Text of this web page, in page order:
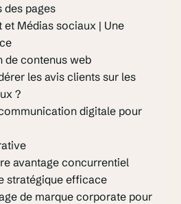
des pages
et Médias sociaux | Une
de contenus web
les avis clients sur les
?
digitale pour
avantage concurrentiel
stratégique efficace
de marque corporate pour